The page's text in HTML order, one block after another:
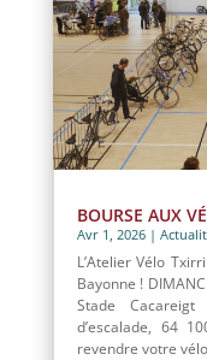
BOURSE AUX
Avr 1, 2026|
L’Atelier Vélo
Bayonne !
Stade
d’escalade, 64
revendre votre